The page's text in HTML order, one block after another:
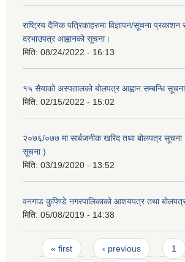
राष्ट्रिय दैनिक पत्रिकाहरुमा विज्ञापन/सूचना प्रकाशन
दरभाउपत्र आह्वानको सूचना।
मिति: 08/24/2022 - 16:13
१५ सैयाको अस्पतालको बोलपत्र आह्वान सम्बन्धि सूचना
मिति: 02/15/2022 - 15:02
२०७६/०७७ मा सार्बजनीक खरिद तथा बोलपत्र सूचना
सूचना )
मिति: 03/19/2020 - 13:52
वनगाड कुपिण्डे नगरपालिकाको आशयपत्र तथा
मिति: 05/08/2019 - 14:38
Pages
« first ‹ previous 1